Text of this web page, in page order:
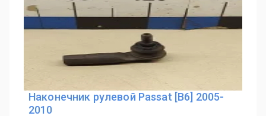
Наконечник рулевой Passat [B6] 2005-
2010